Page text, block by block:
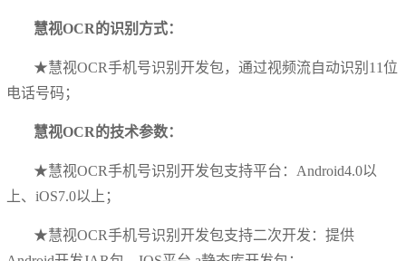
慧视OCR的识别方式：
★慧视OCR手机号识别开发包，通过视频流自动识别11位
电话号码；
慧视OCR的技术参数：
★慧视OCR手机号识别开发包支持平台：Android4.0以
上、iOS7.0以上；
★慧视OCR手机号识别开发包支持二次开发：提供